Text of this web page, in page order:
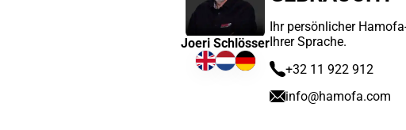
Ihr persönlicher
Ihrer Sprache.
+32 11 922 912
info@hamofa.com
Joeri Schlösser